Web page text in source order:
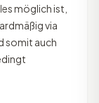
möglich ist,
via
somit auch